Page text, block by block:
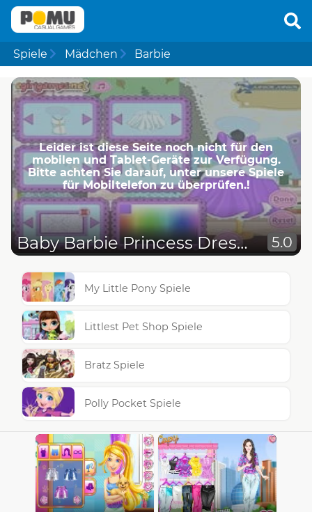
Spiele Mädchen Barbie
Leider ist diese Seite noch nicht für den
mobilen und Tablet-Geräte zur Verfügung.
Bitte achten Sie darauf, unter unsere Spiele
für Mobiltelefon zu überprüfen.!
Baby Barbie Princess Dress Design 5.0
My Little Pony Spiele
Littlest Pet Shop Spiele
Bratz Spiele
Polly Pocket Spiele